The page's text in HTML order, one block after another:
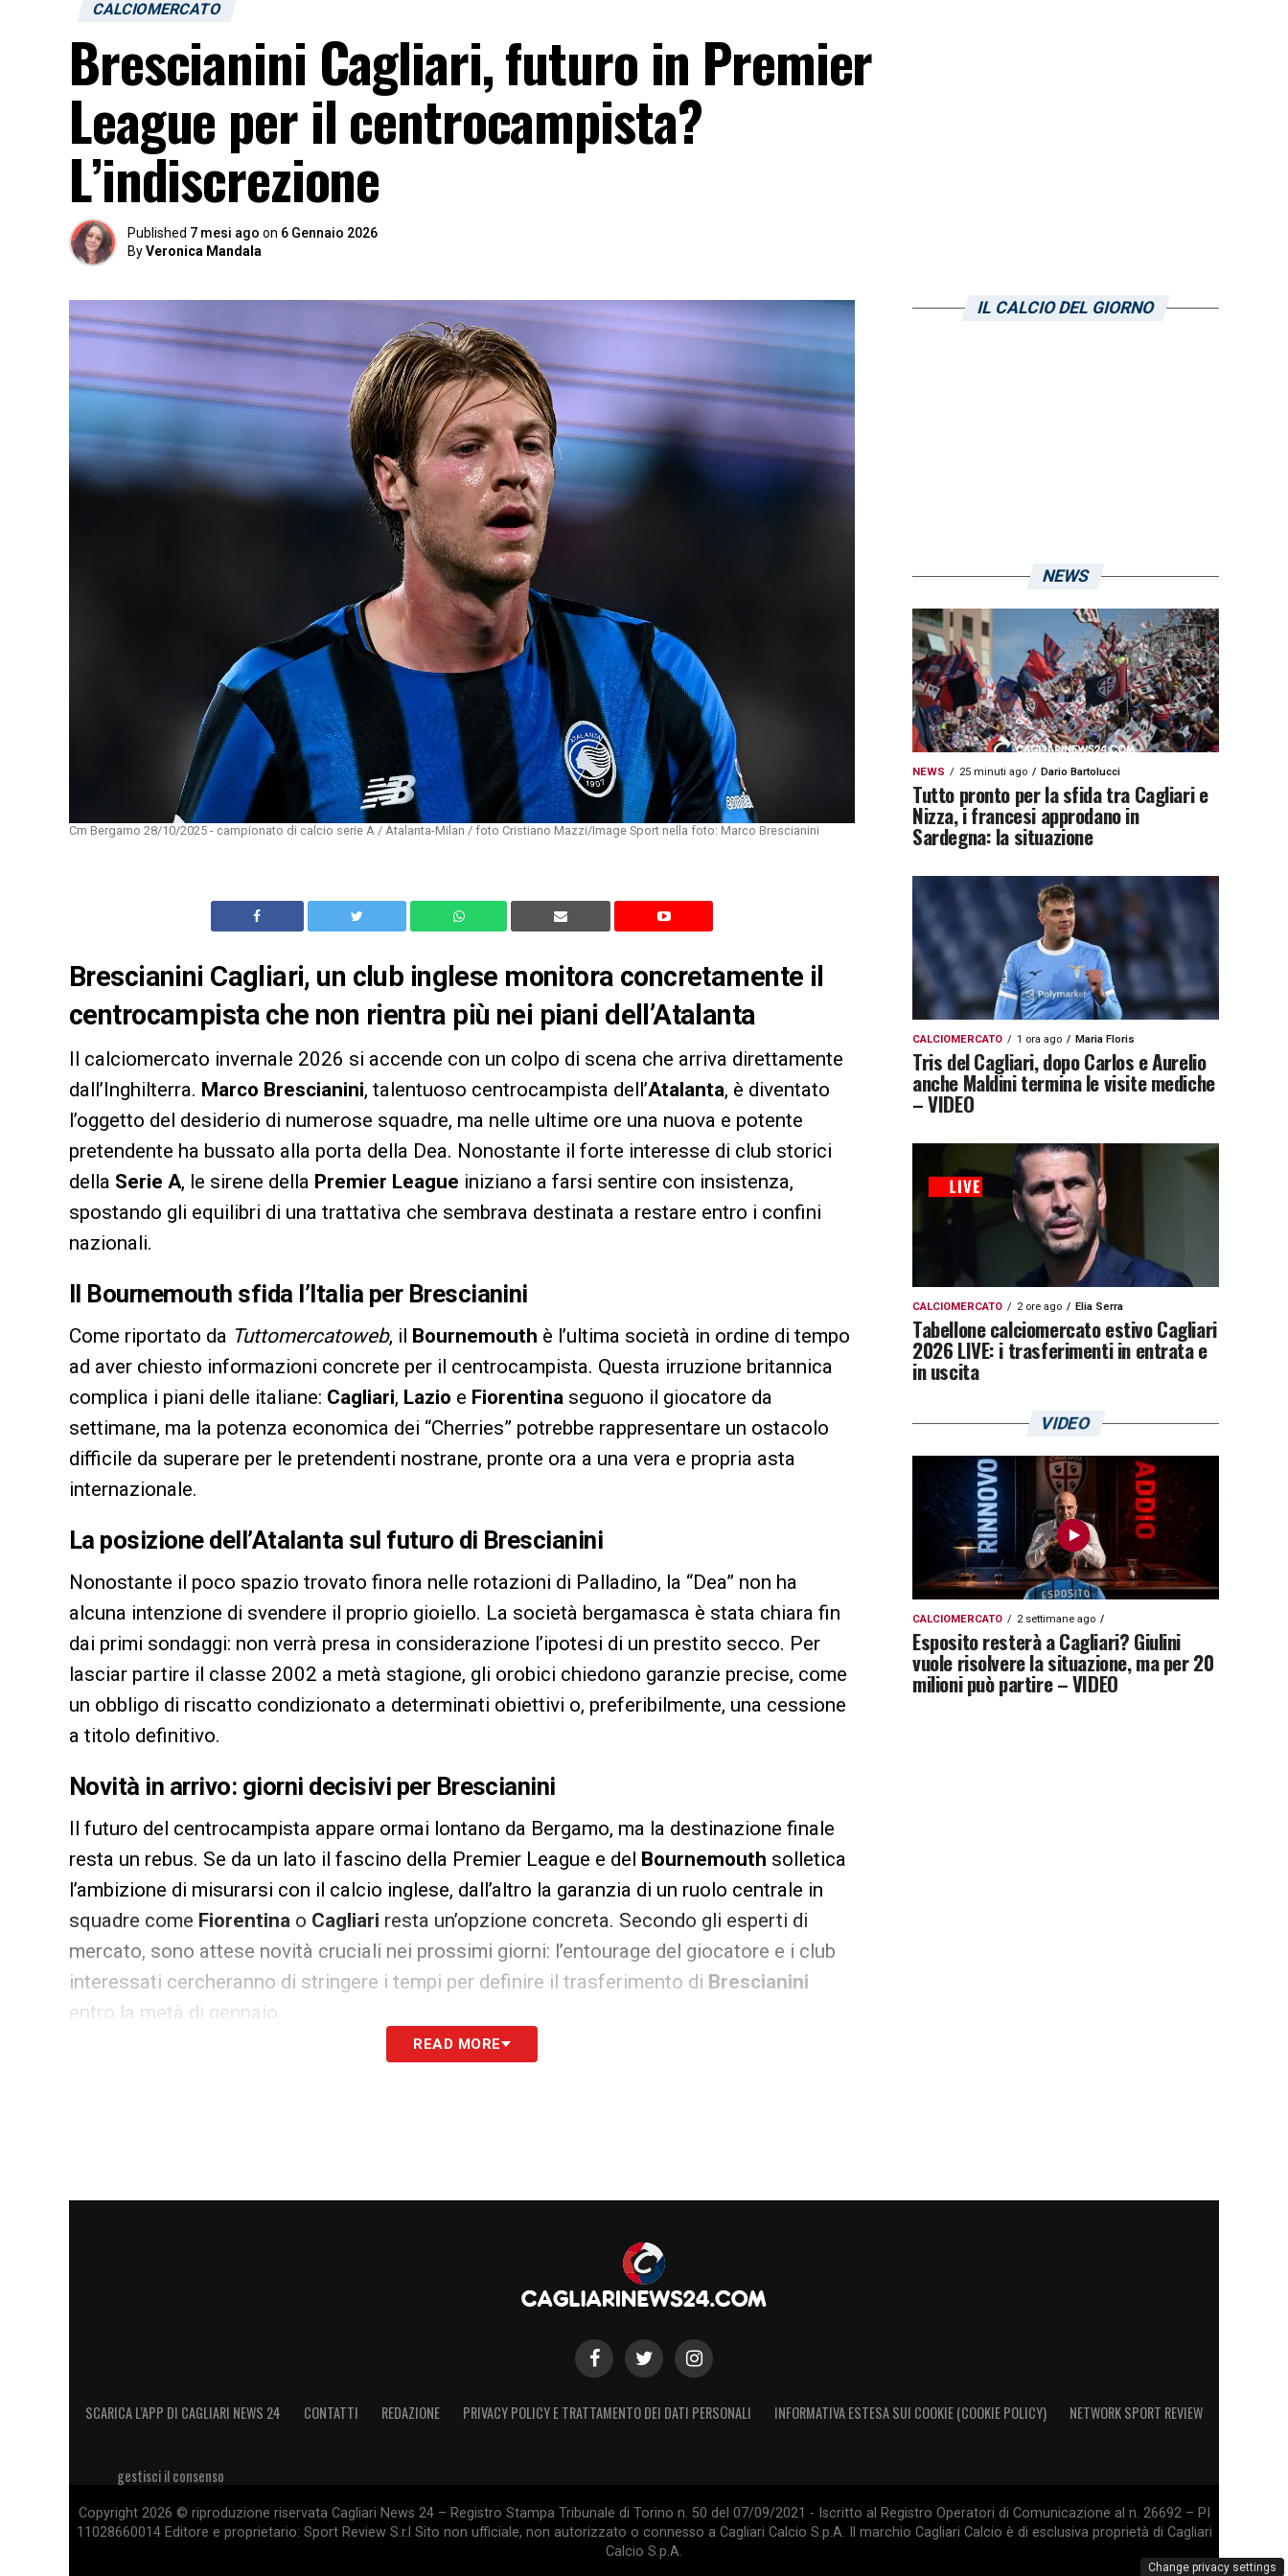
CALCIOMERCATO
Brescianini Cagliari, futuro in Premier
League per il centrocampista?
L’indiscrezione
Published 7 mesi ago on 6 Gennaio 2026
ByVeronica Mandala
Cm Bergamo 28/10/2025 - campionato di calcio serie A / Atalanta-Milan / foto Cristiano Mazzi/Image Sport nella foto: Marco Brescianini
Brescianini Cagliari, un club inglese monitora concretamente il
centrocampista che non rientra più nei piani dell’Atalanta
Il calciomercato invernale 2026 si accende con un colpo di scena che arriva direttamente
dall’Inghilterra. Marco Brescianini, talentuoso centrocampista dell’Atalanta, è diventato
l’oggetto del desiderio di numerose squadre, ma nelle ultime ore una nuova e potente
pretendente ha bussato alla porta della Dea. Nonostante il forte interesse di club storici
della Serie A, le sirene della Premier League iniziano a farsi sentire con insistenza,
spostando gli equilibri di una trattativa che sembrava destinata a restare entro i confini
nazionali.
Il Bournemouth sfida l’Italia per Brescianini
Come riportato da Tuttomercatoweb, il Bournemouth è l’ultima società in ordine di tempo
ad aver chiesto informazioni concrete per il centrocampista. Questa irruzione britannica
complica i piani delle italiane: Cagliari, Lazio e Fiorentina seguono il giocatore da
settimane, ma la potenza economica dei “Cherries” potrebbe rappresentare un ostacolo
difficile da superare per le pretendenti nostrane, pronte ora a una vera e propria asta
internazionale.
La posizione dell’Atalanta sul futuro di Brescianini
Nonostante il poco spazio trovato finora nelle rotazioni di Palladino, la “Dea” non ha
alcuna intenzione di svendere il proprio gioiello. La società bergamasca è stata chiara fin
dai primi sondaggi: non verrà presa in considerazione l’ipotesi di un prestito secco. Per
lasciar partire il classe 2002 a metà stagione, gli orobici chiedono garanzie precise, come
un obbligo di riscatto condizionato a determinati obiettivi o, preferibilmente, una cessione
a titolo definitivo.
Novità in arrivo: giorni decisivi per Brescianini
Il futuro del centrocampista appare ormai lontano da Bergamo, ma la destinazione finale
resta un rebus. Se da un lato il fascino della Premier League e del Bournemouth solletica
l’ambizione di misurarsi con il calcio inglese, dall’altro la garanzia di un ruolo centrale in
squadre come Fiorentina o Cagliari resta un’opzione concreta. Secondo gli esperti di
mercato, sono attese novità cruciali nei prossimi giorni: l’entourage del giocatore e i club
interessati cercheranno di stringere i tempi per definire il trasferimento di Brescianini
entro la metà di gennaio.
Luperto Cremonese, ci sono stati contatti con il Cagliari! Le novità
READ MORE
IL CALCIO DEL GIORNO
NEWS
NEWS 25 minuti ago Dario Bartolucci
Tutto pronto per la sfida tra Cagliari e
Nizza, i francesi approdano in
Sardegna: la situazione
CALCIOMERCATO 1 ora ago Maria Floris
Tris del Cagliari, dopo Carlos e Aurelio
anche Maldini termina le visite mediche
– VIDEO
CALCIOMERCATO 2 ore ago Elia Serra
Tabellone calciomercato estivo Cagliari
2026 LIVE: i trasferimenti in entrata e
in uscita
VIDEO
CALCIOMERCATO 2 settimane ago
Esposito resterà a Cagliari? Giulini
vuole risolvere la situazione, ma per 20
milioni può partire – VIDEO
SCARICA L’APP DI CAGLIARI NEWS 24 CONTATTI REDAZIONE PRIVACY POLICY E TRATTAMENTO DEI DATI PERSONALI INFORMATIVA ESTESA SUI COOKIE (COOKIE POLICY) NETWORK SPORT REVIEW
gestisci il consenso
Copyright 2026 © riproduzione riservata Cagliari News 24 – Registro Stampa Tribunale di Torino n. 50 del 07/09/2021 - Iscritto al Registro Operatori di Comunicazione al n. 26692 – PI
11028660014 Editore e proprietario: Sport Review S.r.l Sito non ufficiale, non autorizzato o connesso a Cagliari Calcio S.p.A. Il marchio Cagliari Calcio è di esclusiva proprietà di Cagliari
Calcio S.p.A.
Change privacy settings